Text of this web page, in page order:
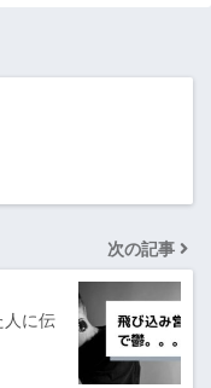
次の記事
人に伝